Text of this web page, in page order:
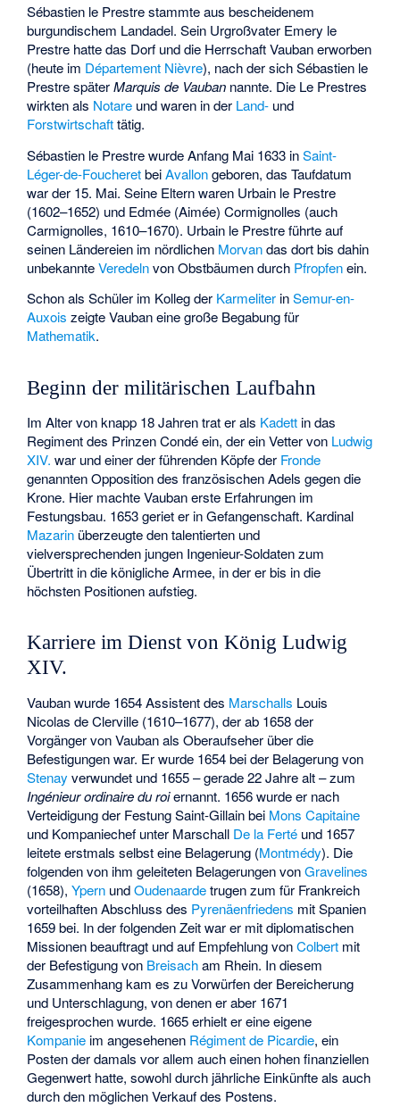
Sébastien le Prestre stammte aus bescheidenem
burgundischem Landadel. Sein Urgroßvater Emery le
Prestre hatte das Dorf und die Herrschaft Vauban erworben
(heute im Département Nièvre), nach der sich Sébastien le
Prestre späterMarquis de Vauban nannte. Die Le Prestres
wirkten als Notare und waren in der Land- und
Forstwirtschafttätig.
Sébastien le Prestre wurde Anfang Mai 1633 inSaint-
Léger-de-FoucheretbeiAvallongeboren, das Taufdatum
war der 15. Mai. Seine Eltern waren Urbain le Prestre
(1602–1652) und Edmée (Aimée) Cormignolles (auch
Carmignolles, 1610–1670). Urbain le Prestre führte auf
seinen Ländereien im nördlichen Morvandas dort bis dahin
unbekannteVeredelnvon Obstbäumen durch Pfropfenein.
Schon als Schüler im Kolleg der Karmeliter inSemur-en-
Auxois zeigte Vauban eine große Begabung für
Mathematik.
Beginn der militärischen Laufbahn
Im Alter von knapp 18 Jahren trat er als Kadett in das
Regiment des PrinzenCondéein, der ein Vetter von Ludwig
XIV. war und einer der führenden Köpfe der Fronde
genannten Opposition des französischen Adels gegen die
Krone. Hier machte Vauban erste Erfahrungen im
Festungsbau. 1653 geriet er in Gefangenschaft. Kardinal
Mazarin überzeugte den talentierten und
vielversprechenden jungen Ingenieur-Soldaten zum
Übertritt in die königliche Armee, in der er bis in die
höchsten Positionen aufstieg.
Karriere im Dienst von König Ludwig
XIV.
Vauban wurde 1654 Assistent des Marschalls Louis
Nicolas de Clerville (1610–1677), der ab 1658 der
Vorgänger von Vauban als Oberaufseher über die
Befestigungen war. Er wurde 1654 bei der Belagerung von
Stenay verwundet und 1655 – gerade 22 Jahre alt – zum
Ingénieur ordinaire du roiernannt. 1656 wurde er nach
Verteidigung der Festung Saint-Gillain bei Mons Capitaine
und Kompaniechef unter Marschall De la Ferté und 1657
leitete erstmals selbst eine Belagerung (Montmédy). Die
folgenden von ihm geleiteten Belagerungen vonGravelines
(1658),Ypern undOudenaardetrugen zum für Frankreich
vorteilhaften Abschluss des Pyrenäenfriedens mit Spanien
1659 bei. In der folgenden Zeit war er mit diplomatischen
Missionen beauftragt und auf Empfehlung vonColbert mit
der Befestigung von Breisacham Rhein. In diesem
Zusammenhang kam es zu Vorwürfen der Bereicherung
und Unterschlagung, von denen er aber 1671
freigesprochen wurde. 1665 erhielt er eine eigene
Kompanie im angesehenen Régiment de Picardie, ein
Posten der damals vor allem auch einen hohen finanziellen
Gegenwert hatte, sowohl durch jährliche Einkünfte als auch
durch den möglichen Verkauf des Postens.